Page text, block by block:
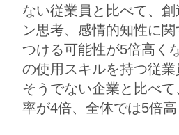
ない従業員と比べて、
ン思考、感情的知性に
つける可能性が5倍高く
の使用スキルを持つ従業
そうでない企業と比べ
率が4倍、全体では5倍高